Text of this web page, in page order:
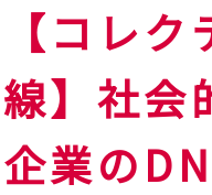
【コレ
線】社会
企業の